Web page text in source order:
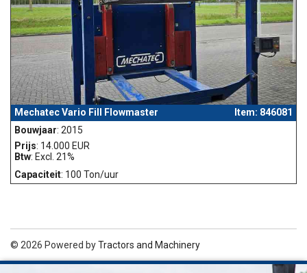
Mechatec Vario Fill Flowmaster
Item: 846081
Bouwjaar: 2015
Prijs: 14.000 EUR
Btw: Excl. 21%
Capaciteit: 100 Ton/uur
© 2026 Powered byTractors and Machinery